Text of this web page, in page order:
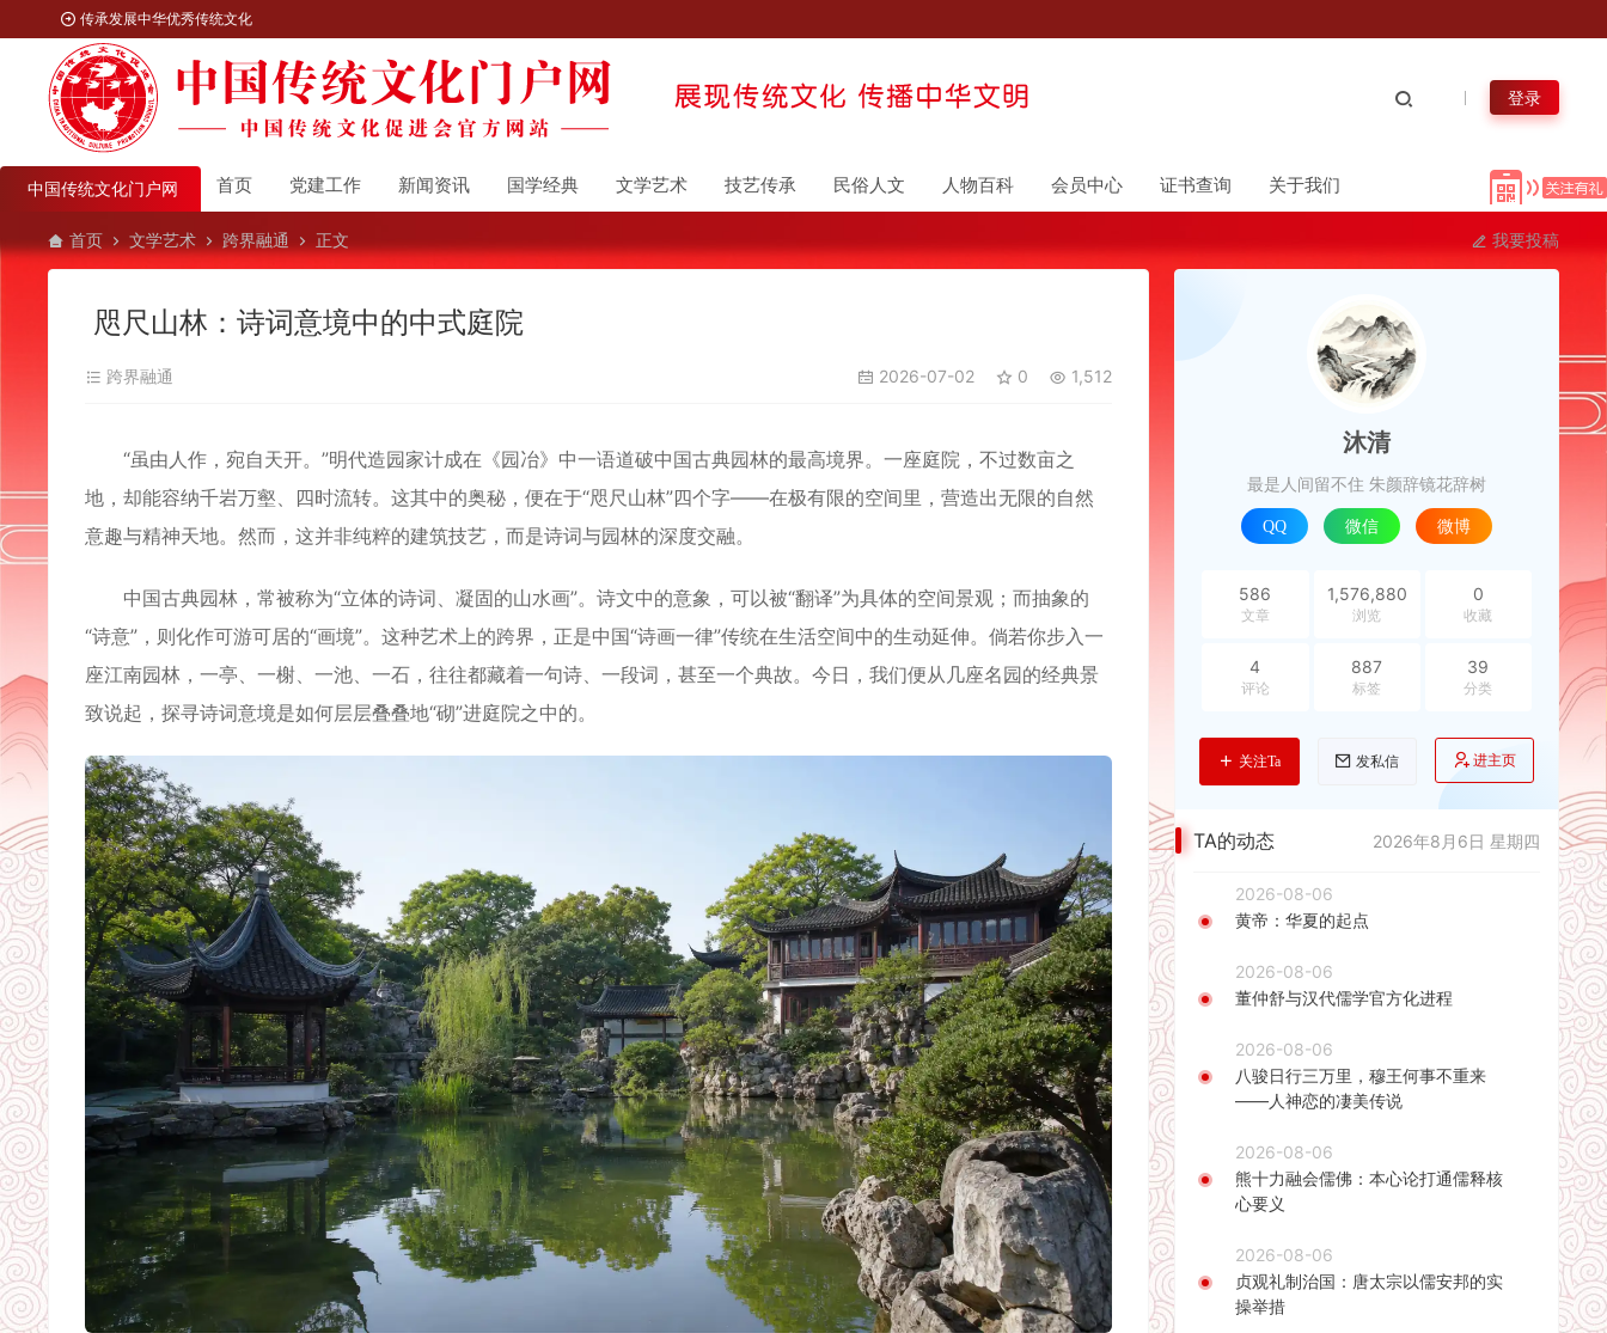
传承发展中华优秀传统文化
登录
中国传统文化门户网 首页 党建工作 新闻资讯 国学经典 文学艺术 技艺传承 民俗人文 人物百科 会员中心 证书查询 关于我们
首页 文学艺术 跨界融通 正文 我要投稿
咫尺山林：诗词意境中的中式庭院
跨界融通 2026-07-02 0 1,512
“虽由人作，宛自天开。”明代造园家计成在《园冶》中一语道破中国古典园林的最高境界。一座庭院，不过数亩之
地，却能容纳千岩万壑、四时流转。这其中的奥秘，便在于“咫尺山林”四个字——在极有限的空间里，营造出无限的自然
意趣与精神天地。然而，这并非纯粹的建筑技艺，而是诗词与园林的深度交融。
中国古典园林，常被称为“立体的诗词、凝固的山水画”。诗文中的意象，可以被“翻译”为具体的空间景观；而抽象的
“诗意”，则化作可游可居的“画境”。这种艺术上的跨界，正是中国“诗画一律”传统在生活空间中的生动延伸。倘若你步入一
座江南园林，一亭、一榭、一池、一石，往往都藏着一句诗、一段词，甚至一个典故。今日，我们便从几座名园的经典景
致说起，探寻诗词意境是如何层层叠叠地“砌”进庭院之中的。
沐清
最是人间留不住 朱颜辞镜花辞树
QQ 微信 微博
586
文章
1,576,880
浏览
0
收藏
4
评论
887
标签
39
分类
关注Ta 发私信 进主页
TA的动态 2026年8月6日 星期四
2026-08-06
黄帝：华夏的起点
2026-08-06
董仲舒与汉代儒学官方化进程
2026-08-06
八骏日行三万里，穆王何事不重来
——人神恋的凄美传说
2026-08-06
熊十力融会儒佛：本心论打通儒释核
心要义
2026-08-06
贞观礼制治国：唐太宗以儒安邦的实
操举措